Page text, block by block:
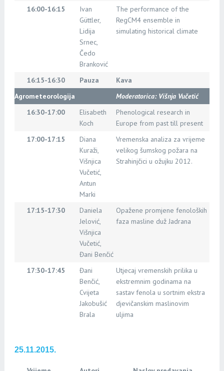
16:00-16:15
Ivan
Güttler,
Lidija
Srnec,
Čedo
Branković
The performance of the
RegCM4 ensemble in
simulating historical climate
16:15-16:30 Pauza
Kava
Agrometeorologija
Moderatorica: Višnja Vučetić
16:30-17:00
Elisabeth
Koch
Phenological research in
Europe from past till present
17:00-17:15
Diana
Kuraži,
Višnjica
Vučetić,
Antun
Marki
Vremenska analiza za vrijeme
velikog šumskog požara na
Strahinjčici u ožujku 2012.
17:15-17:30
Daniela
Jelović,
Višnjica
Vučetić,
Đani Benčić
Opažene promjene fenoloških
faza masline duž Jadrana
17:30-17:45
Đani
Benčić,
Cvijeta
Jakobušić
Brala
Utjecaj vremenskih prilika u
ekstremnim godinama na
sastav fenola u sortnim ekstra
djevičanskim maslinovim
uljima
25.11.2015.